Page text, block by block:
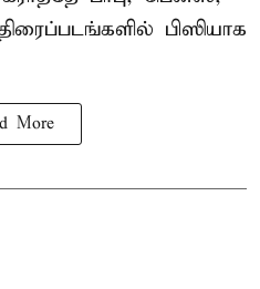
பிஸியாக
More